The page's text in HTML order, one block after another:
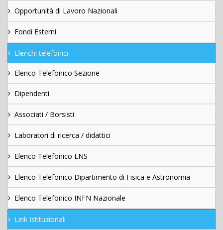
Opportunità di Lavoro Nazionali
Fondi Esterni
Elenchi telefonici
Elenco Telefonico Sezione
Dipendenti
Associati / Borsisti
Laboratori di ricerca / didattici
Elenco Telefonico LNS
Elenco Telefonico Dipartimento di Fisica e Astronomia
Elenco Telefonico INFN Nazionale
Link Istituzionali